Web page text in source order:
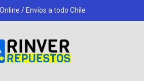
/ Envíos a todo Chile